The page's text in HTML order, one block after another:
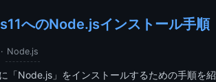
へのNode.jsインストール手順
· Node.js
「Node.js」をインストールするための手順を